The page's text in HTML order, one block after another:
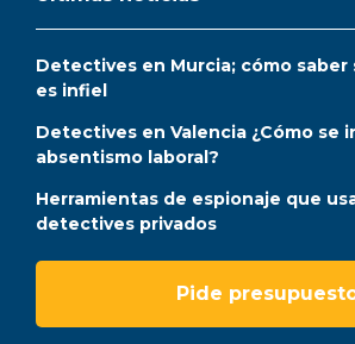
Detectives en Murcia; cómo saber
es infiel
Detectives en Valencia ¿Cómo se
absentismo laboral?
Herramientas de espionaje que
detectives privados
Pide